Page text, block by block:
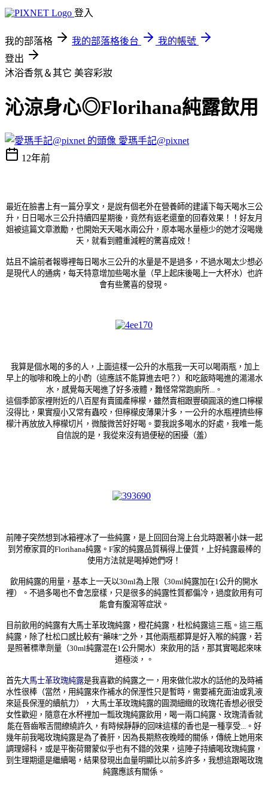
登入
我的部落格 我的部落格後台
我的帳號
登出
沐浴香氛＆其它 美容彩妝
沁涼身心◎Florihana純露飲用
愛瑪手記@pixnet
12年前
最近在臉書上有一篇分享文，是說有個老外在營養師的建議下每天喝水三公
升，日日喝水三公升持續四星期後，竟然有返老還童的回春效果！！好友月
姐被這篇文章激勵，也開始天天喝水兩公升，原本喝水量極少的她才沒喝幾
天，就看到體重減輕的驚喜成效！
姑且不論前者報導裡每日喝水三公升的水量是不是過多，不過水喝太少想必
是現代人的通病，每天特意增加些喝水量（早上起床後喝上一大杯水）也許
會有些驚喜的發現。
我算是個水喝的多的人，上面這樣一公升的水瓶我一天可以喝兩瓶，加上
早上的咖啡和晚上的小酌（這應該不能算進去吧？）和吃飯時喝進的湯湯水
水，感覺每天喝進了好多液體，難怪常常跑廁所...。
這個季節家裡附近的八百屋有賣國產檸檬，雖然賣相跟豐碩圓滾的進口檸檬
沒得比，果實瘦小又常有蟲咬，但檸檬皮薄果汁多，一公升的水瓶裡擠些檸
檬汁再放放入檸檬切片，微酸微苦好好喝。要我說多喝水的好處，我唯一能
自信說的是，我從來沒有過便秘的困擾（羞）
前陣子突然想到冰箱裡冰了一些純露，是上回回台灣上台北時跟著小妹一起
到芳療家買的Florihana純露。F家的純露品質稱得上優質，上好純露最棒的
使用方法就是喝掉她們呀！
飲用純露的用量，基本上一天以30ml為上限（30ml純露加在1公升的開水
裡）。不過多喝也不會怎麼樣，只是很多的純露性質都偏冷，過度飲用有可
能會有腹瀉等症狀。
目前飲用的純露有大馬士革玫瑰純露，橙花純露，杜松純露這三瓶。這三瓶
純露，除了杜松口感比較有“藥味”之外，其他兩瓶都算是好入喉的純露，若
是照著標準劑量（30ml純露混在1公升開水）來飲用的話，那其實喝起來味
道極淡，。
首先大馬士革玫瑰純露是我喜歡的純露之一，用來做化妝水的話他的及時補
水性很棒（當然，用純露來作補水的保溼性只是暫時，需要補充面油或乳液
來延長保溼的續航力），大馬士革玫瑰純露的圓潤細緻的玫瑰花香想必很受
女性歡迎，隨意在水杯裡加一瓢玫瑰純露飲用，喝一兩口純露、玫瑰清香就
能在唇齒喉舌間繚繞許久，有時候靜靜的回味這樣的香也是一種享受...。好
幾年前我喝玫瑰純露是為了養肝，因為長期熬夜晚睡的關係，傳統上她用來
調理婦科，或是平衡荷爾蒙似乎也有不錯的效果，這陣子持續喝玫瑰純露，
到生理期還是繼續喝，結果發現出血量明顯比以前多許多，我想這跟喝玫瑰
純露應該有關係。